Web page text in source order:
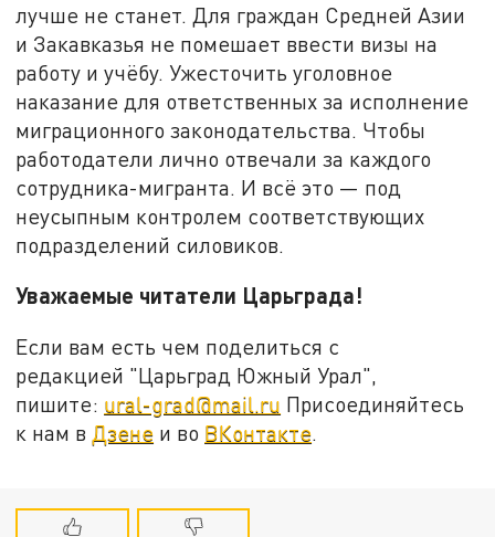
лучше не станет. Для граждан Средней Азии
и Закавказья не помешает ввести визы на
работу и учёбу. Ужесточить уголовное
наказание для ответственных за исполнение
миграционного законодательства. Чтобы
работодатели лично отвечали за каждого
сотрудника-мигранта. И всё это — под
неусыпным контролем соответствующих
подразделений силовиков.
Уважаемые читатели Царьграда!
Если вам есть чем поделиться с
редакцией "Царьград Южный Урал",
пишите: ural-grad@mail.ru Присоединяйтесь
к нам в Дзене и во ВКонтакте.